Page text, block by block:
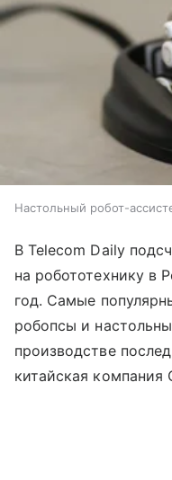
Настольный робот-
В Telecom Daily
на робототехнику в
год. Самые
робопсы и
производстве
китайская компания